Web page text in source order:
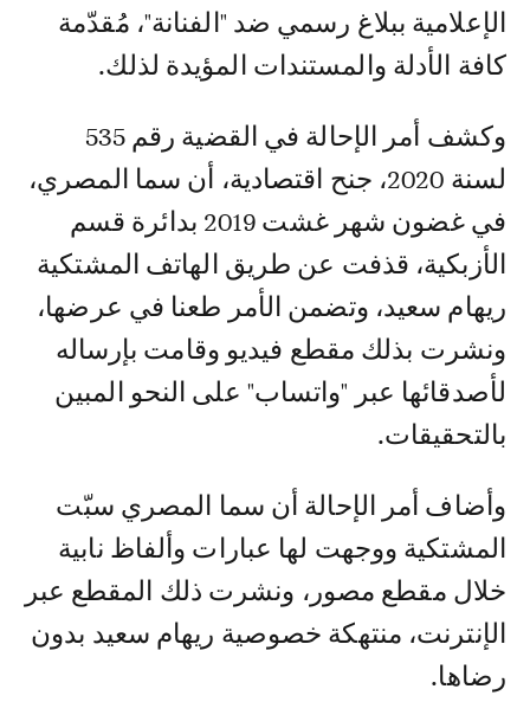
الإعلامية ببلاغ رسمي ضد "الفنانة"، مُقدّمة
كافة الأدلة والمستندات المؤيدة لذلك.
وكشف أمر الإحالة في القضية رقم 535
لسنة 2020، جنح اقتصادية، أن سما المصري،
في غضون شهر غشت 2019 بدائرة قسم
الأزبكية، قذفت عن طريق الهاتف المشتكية
ريهام سعيد، وتضمن الأمر طعنا في عرضها،
ونشرت بذلك مقطع فيديو وقامت بإرساله
لأصدقائها عبر "واتساب" على النحو المبين
بالتحقيقات.
وأضاف أمر الإحالة أن سما المصري سبّت
المشتكية ووجهت لها عبارات وألفاظ نابية
خلال مقطع مصور، ونشرت ذلك المقطع عبر
الإنترنت، منتهكة خصوصية ريهام سعيد بدون
رضاها.